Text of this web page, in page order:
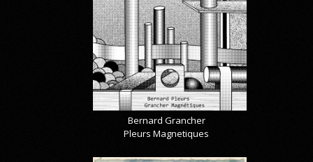
Bernard Grancher
Pleurs Magnetiques